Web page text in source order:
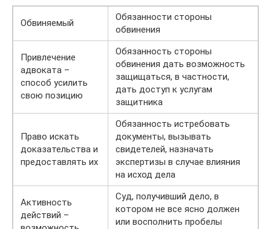
Обвиняемый
Обязанности стороны
обвинения
Привлечение
адвоката –
способ усилить
свою позицию
Обязанность стороны
обвинения дать возможность
защищаться, в частности,
дать доступ к услугам
защитника
Право искать
доказательства и
предоставлять их
Обязанность истребовать
документы, вызывать
свидетелей, назначать
экспертизы в случае влияния
на исход дела
Активность
действий –
Суд, получивший дело, в
котором не все ясно должен
или восполнить пробелы